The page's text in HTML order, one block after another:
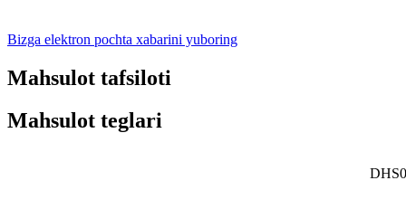
Bizga elektron pochta xabarini yuboring
Mahsulot tafsiloti
Mahsulot teglari